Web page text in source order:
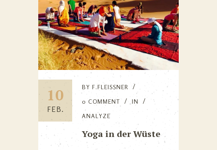
10
FEB.
BY F.FLEISSNER
0 COMMENT
IN
ANALYZE
Yoga in der Wüste